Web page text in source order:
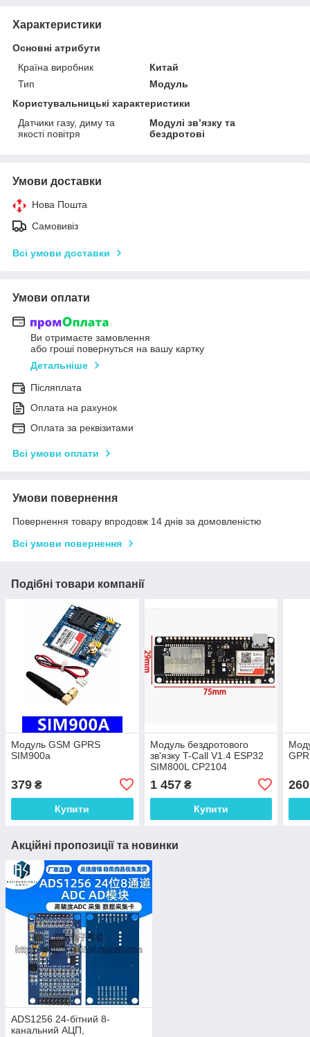
Характеристики
Основні атрибути
Країна виробник
Китай
Тип
Модуль
Користувальницькі характеристики
Датчики газу, диму та
якості повітря
Модулі зв’язку та
бездротові
Умови доставки
Нова Пошта
Самовивіз
Всі умови доставки
Умови оплати
Ви отримаєте замовлення
або гроші повернуться на вашу картку
Детальніше
Післяплата
Оплата на рахунок
Оплата за реквізитами
Всі умови оплати
Умови повернення
Повернення товару впродовж 14 днів за домовленістю
Всі умови повернення
Подібні товари компанії
Модуль GSM GPRS
SIM900a
379 ₴
Купити
Модуль бездротового
зв'язку T-Call V1.4 ESP32
SIM800L CP2104
1 457₴
Купити
260
Акційні пропозиції та новинки
ADS1256 24-бітний 8-
канальний АЦП,